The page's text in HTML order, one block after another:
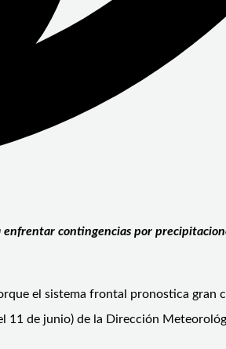
enfrentar contingencias por
el sistema frontal pronostica gran
11 de junio) de la Dirección